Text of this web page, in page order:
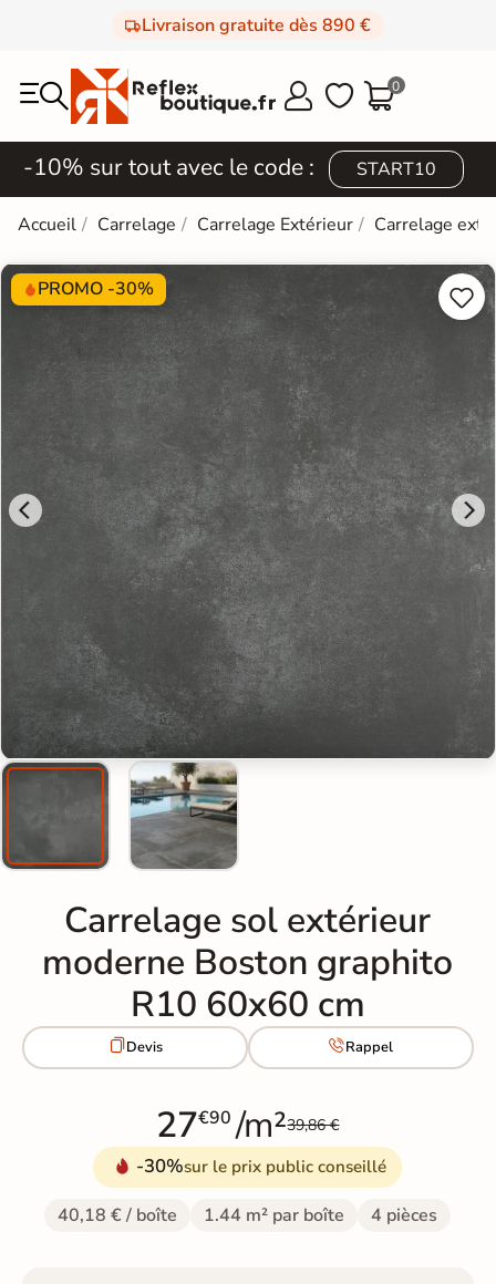
Livraison gratuite dès 890 €
  0
-10% sur tout avec le code : START10
Accueil Carrelage Carrelage Extérieur Carrelage
PROMO -30% 

Carrelage sol extérieur
moderne Boston graphito
R10 60x60 cm
Devis Rappel
27€90 /m²39,86 €
-30%sur le prix public conseillé
40,18 € / boîte 1.44 m² par boîte 4 pièces